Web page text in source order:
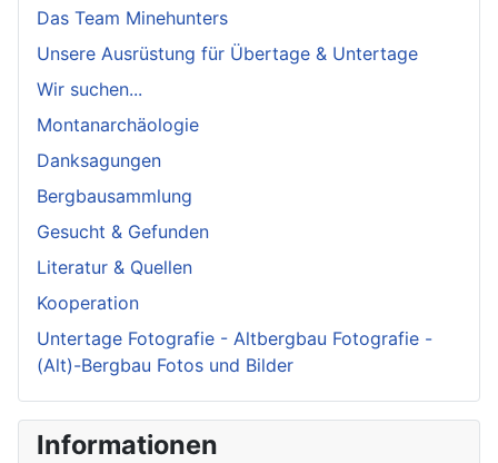
Das Team Minehunters
Unsere Ausrüstung für Übertage & Untertage
Wir suchen...
Montanarchäologie
Danksagungen
Bergbausammlung
Gesucht & Gefunden
Literatur & Quellen
Kooperation
Untertage Fotografie - Altbergbau Fotografie -
(Alt)-Bergbau Fotos und Bilder
Informationen